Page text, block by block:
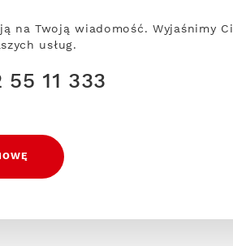
na Twoją wiadomość. Wyjaśnimy Ci
usług.
11 333